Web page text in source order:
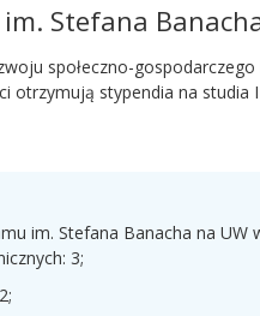
Stefana
społeczno-
otrzymują stypendia na
im. Stefana Banacha na UW
3;